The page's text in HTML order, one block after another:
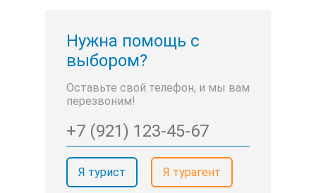
Нужна помощь с
выбором?
Оставьте свой телефон, и мы вам
перезвоним!
Я турист Я турагент